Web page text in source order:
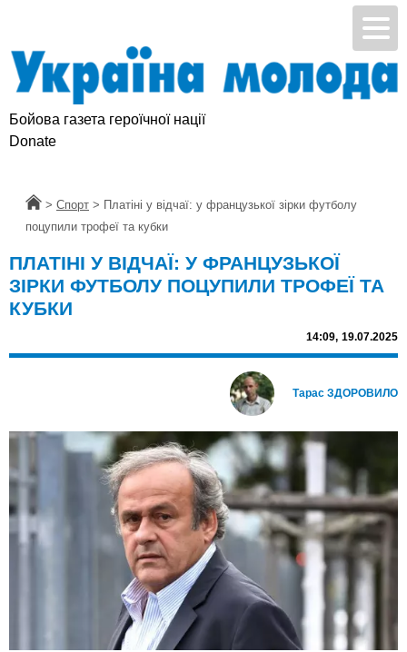
Бойова газета героїчної нації
Donate
Головна
> Спорт > Платіні у відчаї: у французької зірки футболу
поцупили трофеї та кубки
ПЛАТІНІ У ВІДЧАЇ: У ФРАНЦУЗЬКОЇ
ЗІРКИ ФУТБОЛУ ПОЦУПИЛИ ТРОФЕЇ ТА
КУБКИ
14:09, 19.07.2025
Тарас ЗДОРОВИЛО